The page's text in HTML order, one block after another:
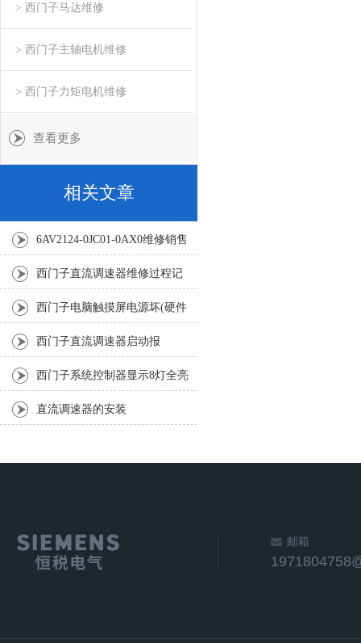
> 西门子马达维修
> 西门子主轴电机维修
> 西门子力矩电机维修
查看更多
相关文章
6AV2124-0JC01-0AX0维修销售
单位（西门子屏）
西门子直流调速器维修过程记
录
西门子电脑触摸屏电源坏(硬件
修复经验17年)
西门子直流调速器启动报
F60036（3小时帮企业修好）
西门子系统控制器显示8灯全亮
4小时修复排除
直流调速器的安装
邮箱